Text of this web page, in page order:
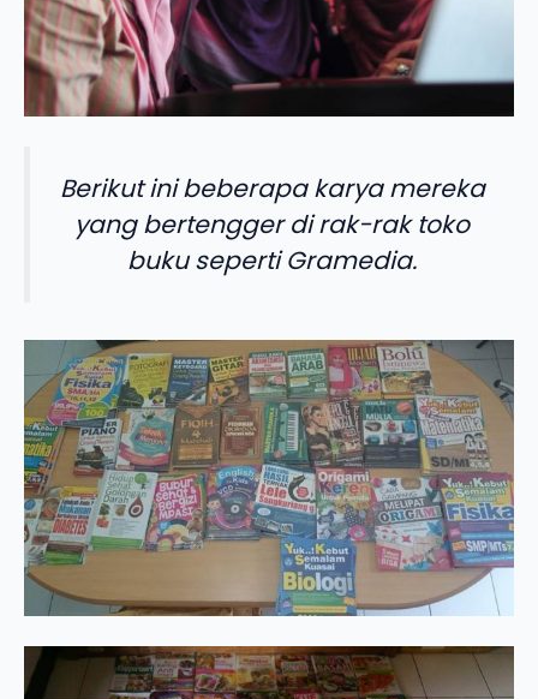
Berikut ini beberapa karya mereka
yang bertengger di rak-rak toko
buku seperti Gramedia.